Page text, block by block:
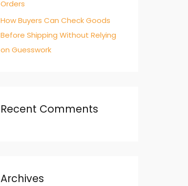
Orders
How Buyers Can Check Goods
Before Shipping Without Relying
on Guesswork
Recent Comments
Archives